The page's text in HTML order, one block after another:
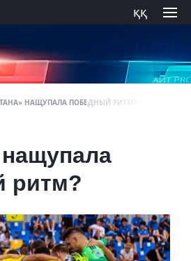
ққ
НАЩУПАЛА ПОБЕДНЫЙ РИТМ?
ритм?